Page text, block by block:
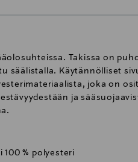
Takissa on
säälistalla. Käytännölliset
joka on
ja
100 % polyesteri